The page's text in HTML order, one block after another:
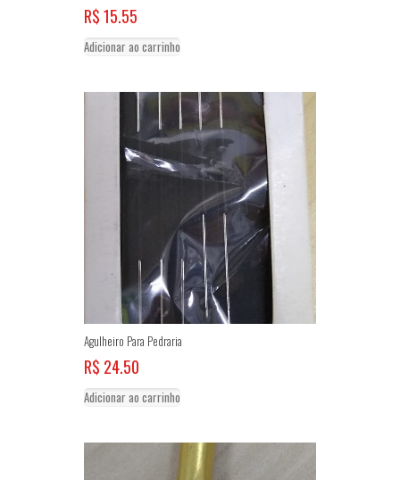
R$15.55
Adicionar ao carrinho
Agulheiro Para Pedraria
R$ 24.50
Adicionar ao carrinho